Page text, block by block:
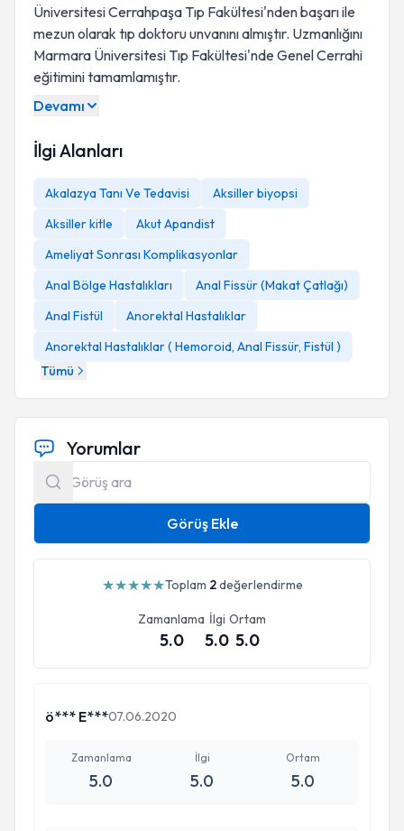
Üniversitesi Cerrahpaşa Tıp Fakültesi'nden başarı ile
mezun olarak tıp doktoru unvanını almıştır. Uzmanlığını
Marmara Üniversitesi Tıp Fakültesi'nde Genel Cerrahi
eğitimini tamamlamıştır.
Devamı
İlgi Alanları
Akalazya Tanı Ve Tedavisi
Aksiller biyopsi
Aksiller kitle
Akut Apandist
Ameliyat Sonrası Komplikasyonlar
Anal Bölge Hastalıkları
Anal Fissür (Makat Çatlağı)
Anal Fistül
Anorektal Hastalıklar
Anorektal Hastalıklar ( Hemoroid, Anal Fissür, Fistül )
Tümü
Yorumlar
Görüş Ekle
★★★★★Toplam 2değerlendirme
Zamanlama
5.0
İlgi
5.0
Ortam
5.0
ö*** E***07.06.2020
Zamanlama
5.0
İlgi
5.0
Ortam
5.0